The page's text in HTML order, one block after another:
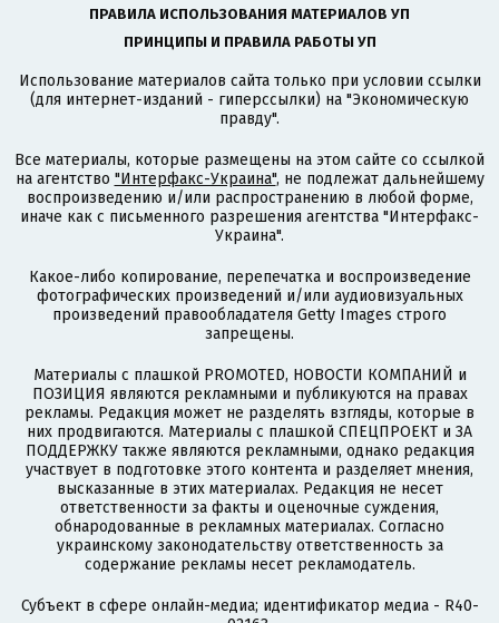
ПРАВИЛА ИСПОЛЬЗОВАНИЯ МАТЕРИАЛОВ УП
ПРИНЦИПЫ И ПРАВИЛА РАБОТЫ УП
Использование материалов сайта только при условии ссылки
(для интернет-изданий - гиперссылки) на "Экономическую
правду".
Все материалы, которые размещены на этом сайте со ссылкой
на агентство "Интерфакс-Украина", не подлежат дальнейшему
воспроизведению и/или распространению в любой форме,
иначе как с письменного разрешения агентства "Интерфакс-
Украина".
Какое-либо копирование, перепечатка и воспроизведение
фотографических произведений и/или аудиовизуальных
произведений правообладателя Getty Images строго
запрещены.
Материалы с плашкой PROMOTED, НОВОСТИ КОМПАНИЙ и
ПОЗИЦИЯ являются рекламными и публикуются на правах
рекламы. Редакция может не разделять взгляды, которые в
них продвигаются. Материалы с плашкой СПЕЦПРОЕКТ и ЗА
ПОДДЕРЖКУ также являются рекламными, однако редакция
участвует в подготовке этого контента и разделяет мнения,
высказанные в этих материалах. Редакция не несет
ответственности за факты и оценочные суждения,
обнародованные в рекламных материалах. Согласно
украинскому законодательству ответственность за
содержание рекламы несет рекламодатель.
Субъект в сфере онлайн-медиа; идентификатор медиа - R40-